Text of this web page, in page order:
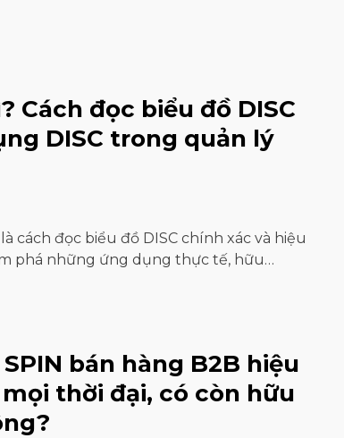
Cách đọc biểu đồ DISC
DISC trong quản lý
cách đọc biểu đồ DISC chính xác và hiệu
phá những ứng dụng thực tế, hữu…
bán hàng B2B hiệu
thời đại, có còn hữu